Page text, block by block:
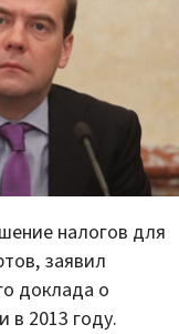
налогов для
заявил
доклада о
в 2013 году.